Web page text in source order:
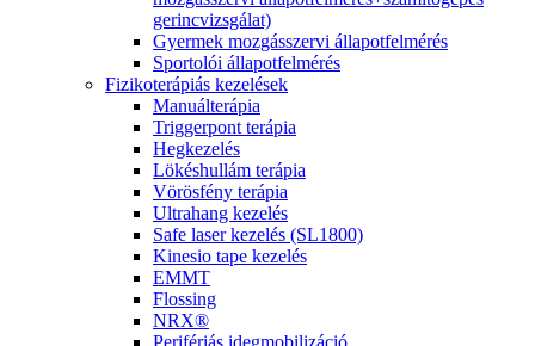
gerincvizsgálat)
Gyermek mozgásszervi állapotfelmérés
Sportolói állapotfelmérés
Fizikoterápiás kezelések
Manuálterápia
Triggerpont terápia
Hegkezelés
Lökéshullám terápia
Vörösfény terápia
Ultrahang kezelés
Safe laser kezelés (SL1800)
Kinesio tape kezelés
EMMT
Flossing
NRX®
Perifériás idegmobilizáció